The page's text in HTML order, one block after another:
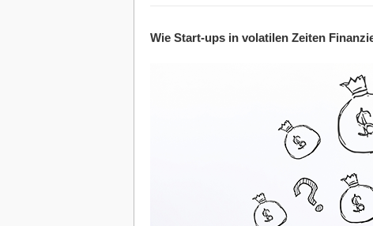
Wie Start-ups in volatilen Zeiten